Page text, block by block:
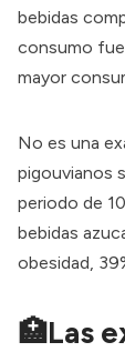
bebidas
consumo
mayor
No es una
pigouvianos
periodo de
bebidas
obesidad ,
🏥Las